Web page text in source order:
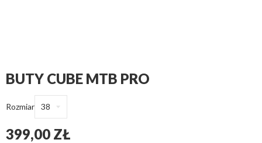
BUTY CUBE MTB PRO
Rozmiar
399,00 ZŁ